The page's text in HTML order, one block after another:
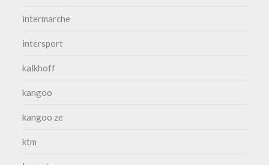
intermarche
intersport
kalkhoff
kangoo
kangoo ze
ktm